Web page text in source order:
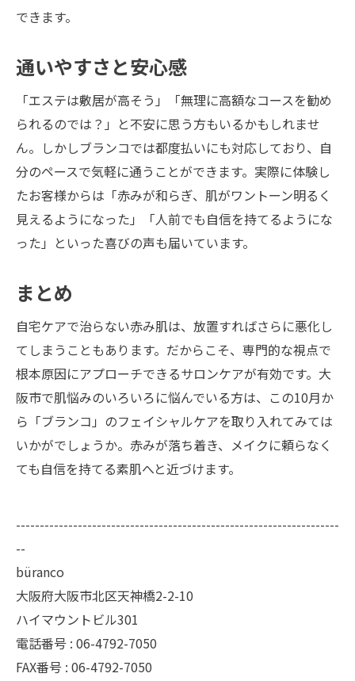
できます。
通いやすさと安心感
「エステは敷居が高そう」「無理に高額なコースを勧め
られるのでは？」と不安に思う方もいるかもしれませ
ん。しかしブランコでは都度払いにも対応しており、自
分のペースで気軽に通うことができます。実際に体験し
たお客様からは「赤みが和らぎ、肌がワントーン明るく
見えるようになった」「人前でも自信を持てるようにな
った」といった喜びの声も届いています。
まとめ
自宅ケアで治らない赤み肌は、放置すればさらに悪化し
てしまうこともあります。だからこそ、専門的な視点で
根本原因にアプローチできるサロンケアが有効です。大
阪市で肌悩みのいろいろに悩んでいる方は、この10月か
ら「ブランコ」のフェイシャルケアを取り入れてみては
いかがでしょうか。赤みが落ち着き、メイクに頼らなく
ても自信を持てる素肌へと近づけます。
--------------------------------------------------------------------
--
büranco
大阪府大阪市北区天神橋2-2-10
ハイマウントビル301
電話番号 : 06-4792-7050
FAX番号 : 06-4792-7050